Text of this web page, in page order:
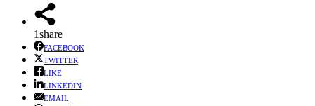
1share
FACEBOOK
TWITTER
LIKE
LINKEDIN
EMAIL